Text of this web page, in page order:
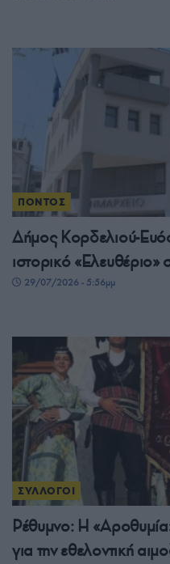
ΠΟΝΤΟΣ
Δήμος Κορδελιού-
ιστορικό «Ελευθέριο»
29/07/2026 - 5:56μμ
ΣΥΛΛΟΓΟΙ
Ρέθυμνο: Η
για την εθελοντική